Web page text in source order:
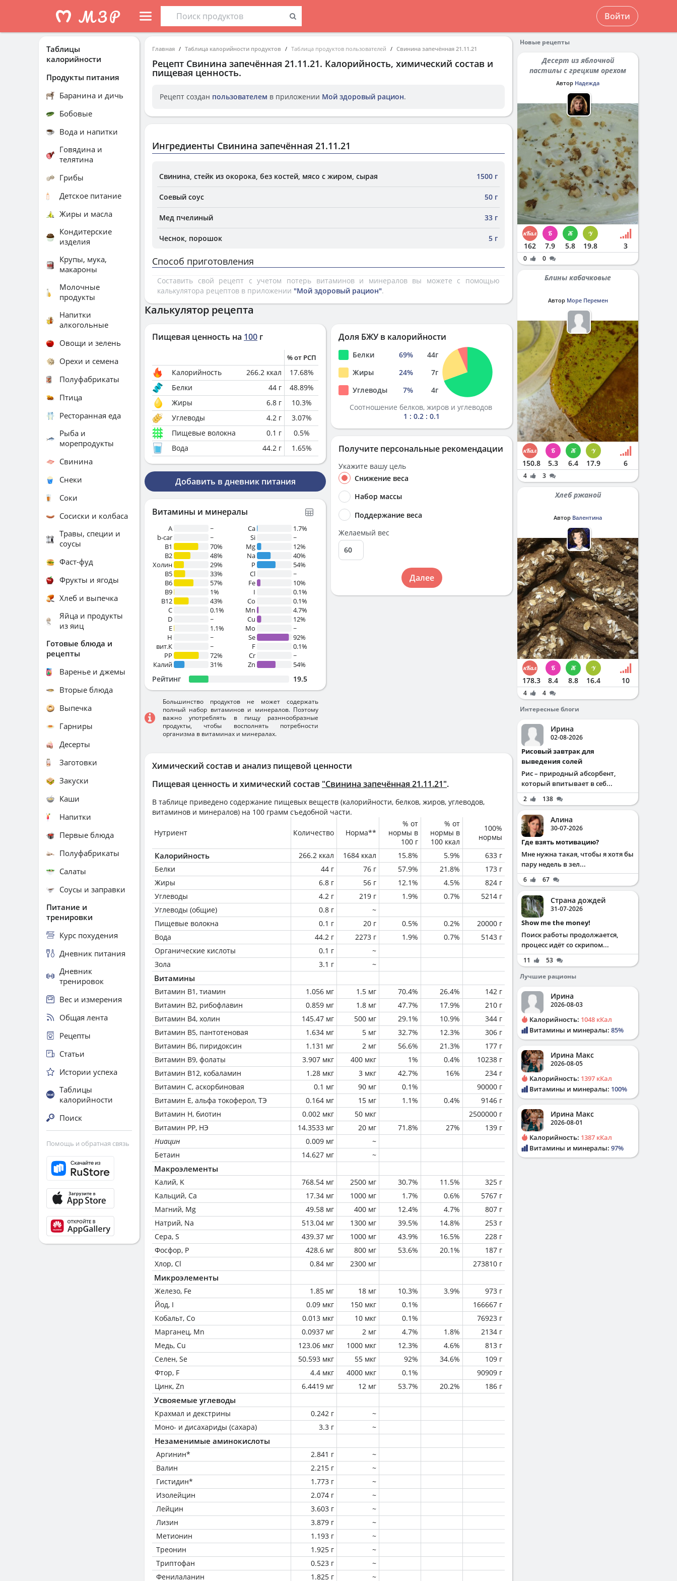
Войти
Главная Таблица калорийности продуктов Таблица продуктов пользователей Свинина запечённая 21.11.21
Рецепт Свинина запечённая 21.11.21. Калорийность, химический состав и
пищевая ценность.
Рецепт создан пользователем в приложении Мой здоровый рацион.
Ингредиенты Свинина запечённая 21.11.21
Свинина, стейк из окорока, без костей, мясо с жиром, сырая 1500 г
Соевый соус 50 г
Мед пчелиный 33 г
Чеснок, порошок 5 г
Способ приготовления
Составить свой рецепт с учетом потерь витаминов и минералов вы можете с помощью
калькулятора рецептов в приложении "Мой здоровый рацион".
Химический состав и анализ пищевой ценности
Пищевая ценность и химический состав "Свинина запечённая 21.11.21".
В таблице приведено содержание пищевых веществ (калорийности, белков, жиров, углеводов,
витаминов и минералов) на 100 грамм съедобной части.
Нутриент Количество Норма**
% от
нормы в
100 г
% от
нормы в
100 ккал
100%
нормы
Калорийность 266.2 ккал 1684 ккал 15.8% 5.9%
633 г
Белки
44 г 76 г 57.9% 21.8%
173 г
Жиры
6.8 г 56 г 12.1% 4.5%
824 г
Углеводы
4.2 г 219 г 1.9% 0.7%
5214 г
Углеводы (общие)
0.8 г
~
Пищевые волокна
0.1 г 20 г 0.5% 0.2%
20000 г
Вода
44.2 г 2273 г 1.9% 0.7%
5143 г
Органические кислоты
0.1 г
~
Зола
3.1 г ~
Витамины
Витамин В1, тиамин 1.056 мг 1.5 мг 70.4% 26.4%
142 г
Витамин В2, рибофлавин
0.859 мг 1.8 мг 47.7% 17.9%
210 г
Витамин В4, холин
145.47 мг 500 мг 29.1% 10.9%
344 г
Витамин В5, пантотеновая
1.634 мг 5 мг 32.7% 12.3%
306 г
Витамин В6, пиридоксин
1.131 мг 2 мг 56.6% 21.3%
177 г
Витамин В9, фолаты
3.907 мкг 400 мкг 1% 0.4%
10238 г
Витамин В12, кобаламин
1.28 мкг 3 мкг 42.7% 16%
234 г
Витамин C, аскорбиновая
0.1 мг 90 мг 0.1%
90000 г
Витамин Е, альфа токоферол, ТЭ
0.164 мг 15 мг 1.1% 0.4%
9146 г
Витамин Н, биотин
0.002 мкг 50 мкг
2500000 г
Витамин РР, НЭ
14.3533 мг 20 мг 71.8% 27%
139 г
Ниацин
0.009 мг
~
Бетаин
14.627 мг ~
Макроэлементы
Калий, K 768.54 мг 2500 мг 30.7% 11.5%
325 г
Кальций, Ca
17.34 мг 1000 мг 1.7% 0.6%
5767 г
Магний, Mg
49.58 мг 400 мг 12.4% 4.7%
807 г
Натрий, Na
513.04 мг 1300 мг 39.5% 14.8%
253 г
Сера, S
439.37 мг 1000 мг 43.9% 16.5%
228 г
Фосфор, P
428.6 мг 800 мг 53.6% 20.1%
187 г
Хлор, Cl
0.84 мг 2300 мг 273810 г
Микроэлементы
Железо, Fe 1.85 мг 18 мг 10.3% 3.9%
973 г
Йод, I
0.09 мкг 150 мкг 0.1%
166667 г
Кобальт, Co
0.013 мкг 10 мкг 0.1%
76923 г
Марганец, Mn
0.0937 мг 2 мг 4.7% 1.8%
2134 г
Медь, Cu
123.06 мкг 1000 мкг 12.3% 4.6%
813 г
Селен, Se
50.593 мкг 55 мкг 92% 34.6%
109 г
Фтор, F
4.4 мкг 4000 мкг 0.1%
90909 г
Цинк, Zn
6.4419 мг 12 мг 53.7% 20.2% 186 г
Усвояемые углеводы
Крахмал и декстрины 0.242 г
~
Моно- и дисахариды (сахара)
3.3 г ~
Незаменимые аминокислоты
Аргинин* 2.841 г
~
Валин
2.215 г
~
Гистидин*
1.773 г
~
Изолейцин
2.074 г
~
Лейцин
3.603 г
~
Лизин
3.879 г
~
Метионин
1.193 г
~
Треонин
1.925 г
~
Триптофан
0.523 г
~
Фенилаланин
1.825 г ~
Калькулятор рецепта
Пищевая ценность на 100 г
% от РСП
Калорийность 266.2 ккал 17.68%
Белки
44 г 48.89%
Жиры
6.8 г 10.3%
Углеводы
4.2 г 3.07%
Пищевые волокна
0.1 г 0.5%
Вода
44.2 г 1.65%
Добавить в дневник питания
Витамины и минералы
A
~
b-car
~
В1
70%
B2
48%
Холин
29%
B5
33%
B6
57%
B9
1%
B12
43%
C
0.1%
D
~
E
1.1%
H
~
вит.К
~
PP
72%
Калий
31%
Ca
1.7%
Si
~
Mg
12%
Na
40%
P
54%
Cl
~
Fe
10%
I
0.1%
Co
0.1%
Mn
4.7%
Cu
12%
Mo
~
Se
92%
F
0.1%
Cr
~
Zn
54%
Рейтинг 19.5
Большинство продуктов не может содержать
полный набор витаминов и минералов. Поэтому
важно употреблять в пищу разннообразные
продукты, чтобы восполнять потребности
организма в витаминах и минералах.
Доля БЖУ в калорийности
Белки 69% 44г
Жиры
24% 7г
Углеводы
7% 4г
Соотношение белков, жиров и углеводов
1 : 0.2 : 0.1
Получите персональные рекомендации
Укажите вашу цель
Снижение веса
Набор массы
Поддержание веса
Желаемый вес
Далее
Таблицы
калорийности
Продукты питания
Баранина и дичь
Бобовые
Вода и напитки
Говядина и
телятина
Грибы
Детское питание
Жиры и масла
Кондитерские
изделия
Крупы, мука,
макароны
Молочные
продукты
Напитки
алкогольные
Овощи и зелень
Орехи и семена
Полуфабрикаты
Птица
Ресторанная еда
Рыба и
морепродукты
Свинина
Снеки
Соки
Сосиски и колбаса
Травы, специи и
соусы
Фаст-фуд
Фрукты и ягоды
Хлеб и выпечка
Яйца и продукты
из яиц
Готовые блюда и
рецепты
Варенье и джемы
Вторые блюда
Выпечка
Гарниры
Десерты
Заготовки
Закуски
Каши
Напитки
Первые блюда
Полуфабрикаты
Салаты
Соусы и заправки
Питание и
тренировки
Курс похудения
Дневник питания
Дневник
тренировок
Вес и измерения
Общая лента
Рецепты
Статьи
Истории успеха
Таблицы
калорийности
Поиск
Помощь и обратная связь
Новые рецепты
Десерт из яблочной
пастилы с грецким орехом
Автор Надежда
162 7.9 5.8 19.8 3
0 0
Блины кабачковые
Автор Море Перемен
150.8 5.3 6.4 17.9 6
4 3
Хлеб ржаной
Автор Валентина
178.3 8.4 8.8 16.4 10
4
4
Интересные блоги
Ирина
02-08-2026
Рисовый завтрак для
выведения солей
Рис – природный абсорбент,
который впитывает в себ...
2 138
Алина
30-07-2026
Где взять мотивацию?
Мне нужна такая, чтобы я хотя бы
пару недель в зел...
6 67
Страна дождей
31-07-2026
Show me the money!
Поиск работы продолжается,
процесс идёт со скрипом...
11
53
Лучшие рационы
Ирина
2026-08-03
Калорийность: 1048 кКал
Витамины и минералы: 85%
Ирина Макс
2026-08-05
Калорийность: 1397 кКал
Витамины и минералы: 100%
Ирина Макс
2026-08-01
Калорийность: 1387 кКал
Витамины и минералы: 97%